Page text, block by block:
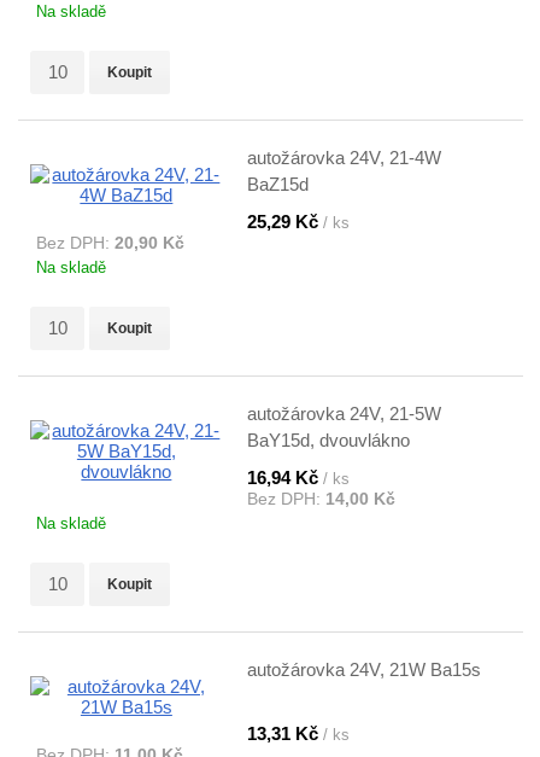
Na skladě
Koupit
autožárovka 24V, 21-4W
BaZ15d
25,29 Kč / ks
Bez DPH: 20,90 Kč
Na skladě
Koupit
autožárovka 24V, 21-5W
BaY15d, dvouvlákno
16,94 Kč / ks
Bez DPH: 14,00 Kč
Na skladě
Koupit
autožárovka 24V, 21W Ba15s
13,31 Kč / ks